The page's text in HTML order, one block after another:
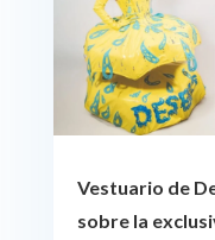
Vestuario de
sobre la